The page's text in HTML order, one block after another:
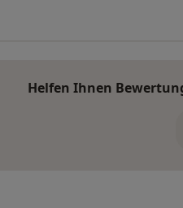
Helfen Ihnen